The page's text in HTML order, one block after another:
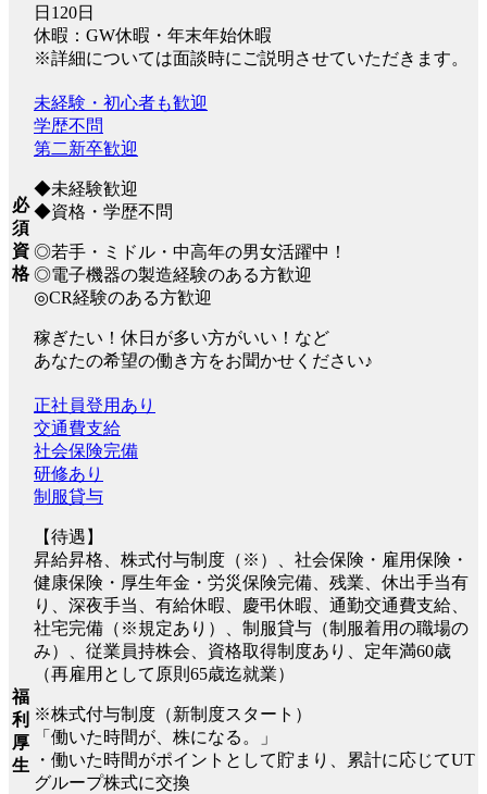
日120日
休暇：GW休暇・年末年始休暇
※詳細については面談時にご説明させていただきます。
必
須
資
格
未経験・初心者も歓迎
学歴不問
第二新卒歓迎
◆未経験歓迎
◆資格・学歴不問
◎若手・ミドル・中高年の男女活躍中！
◎電子機器の製造経験のある方歓迎
◎CR経験のある方歓迎
稼ぎたい！休日が多い方がいい！など
あなたの希望の働き方をお聞かせください♪
福
利
厚
生
正社員登用あり
交通費支給
社会保険完備
研修あり
制服貸与
【待遇】
昇給昇格、株式付与制度（※）、社会保険・雇用保険・
健康保険・厚生年金・労災保険完備、残業、休出手当有
り、深夜手当、有給休暇、慶弔休暇、通勤交通費支給、
社宅完備（※規定あり）、制服貸与（制服着用の職場の
み）、従業員持株会、資格取得制度あり、定年満60歳
（再雇用として原則65歳迄就業）
※株式付与制度（新制度スタート）
「働いた時間が、株になる。」
・働いた時間がポイントとして貯まり、累計に応じてUT
グループ株式に交換